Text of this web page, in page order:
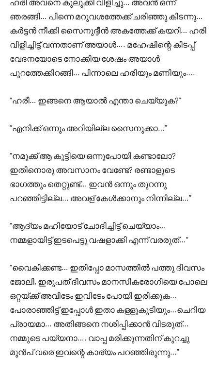
ഹരി അവനെ കുലുക്കി വിളിച്ചു… അവൻ ഒന്ന്
ഞരങ്ങി… പിന്നെ മറുവശത്തേക്ക് ചരിഞ്ഞു കിടന്നു…
കർട്ടൻ നീക്കി സൈനുദ്ദീൻ അകത്തേക്ക് കയറി… ഹരി
വിളിച്ചിട്ട് വന്നതാണ് അയാൾ…. മഹേഷിന്റെ കിടപ്പ്
വേദനയോടെ നോക്കിയ ശേഷം അയാൾ
പുറത്തേക്കിറങ്ങി… പിന്നാലെ ഹരിയും മണിയും….
“ഹരീ… ഇങ്ങനെ ആയാൽ എന്താ ചെയ്യുക?”
“എനിക്ക് ഒന്നും അറിയില്ല സൈനുക്കാ…”
“നമുക്ക് ആ കുട്ടിയെ ഒന്നുപോയി കണ്ടാലോ?
ഇതിനൊരു അവസാനം വേണ്ടേ? രണ്ടാളുടെ
ഭാഗത്തും തെറ്റുണ്ട്… ഇവൻ ഒന്നും തുറന്നു
പറഞ്ഞിട്ടില്ല… അവള് കേൾക്കാനും നിന്നില്ല…”
“ആദ്യം മഹിയോട് ചോദിച്ചിട്ട് ചെയ്യാം…
നമ്മളായിട്ട് ഇടപെട്ടു വഷളാക്കി എന്ന് വരരുത്…”
“വൈകിക്കണ്ട… ഇതിപ്പോ മാസത്തിൽ പത്തു ദിവസം
ജോലി, ഇരുപത് ദിവസം മാനസികരോഗിയെ പോലെ
ഒറ്റയ്ക്ക് അവിടേം ഇവിടേം പോയി ഇരിക്കുക…
പോരാഞ്ഞിട്ട് ഇപ്പോൾ ഇതാ കള്ളുകുടിയും…ചെറിയ
പ്രായമാ… അതിങ്ങനെ നശിപ്പിക്കാൻ വിടരുത്…
നമ്മുടെ പയ്യനാ…. വാപ്പ മരിക്കുന്നതിന് കുറച്ചു
മുൻപ്‌ വരെ ഇവന്റെ കാര്യം പറഞ്ഞിരുന്നു…”